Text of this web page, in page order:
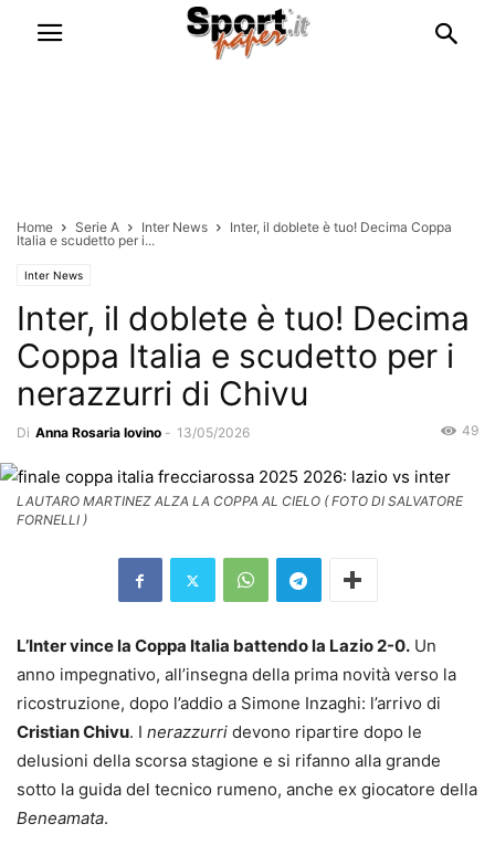
Home Serie A Inter News
Inter, il doblete è tuo! Decima Coppa
Italia e scudetto per i...
Inter News
Inter, il doblete è tuo! Decima
Coppa Italia e scudetto per i
nerazzurri di Chivu
Di Anna Rosaria Iovino - 13/05/2026 49
LAUTARO MARTINEZ ALZA LA COPPA AL CIELO ( FOTO DI SALVATORE
FORNELLI )
L’Inter vince la Coppa Italia battendo la Lazio 2-0. Un
anno impegnativo, all’insegna della prima novità verso la
ricostruzione, dopo l’addio a Simone Inzaghi: l’arrivo di
Cristian Chivu. I nerazzurri devono ripartire dopo le
delusioni della scorsa stagione e si rifanno alla grande
sotto la guida del tecnico rumeno, anche ex giocatore della
Beneamata.